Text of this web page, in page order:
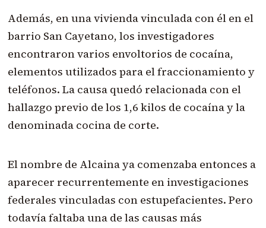
Además, en una vivienda vinculada con él en el
barrio San Cayetano, los investigadores
encontraron varios envoltorios de cocaína,
elementos utilizados para el fraccionamiento y
teléfonos. La causa quedó relacionada con el
hallazgo previo de los 1,6 kilos de cocaína y la
denominada cocina de corte.
El nombre de Alcaina ya comenzaba entonces a
aparecer recurrentemente en investigaciones
federales vinculadas con estupefacientes. Pero
todavía faltaba una de las causas más